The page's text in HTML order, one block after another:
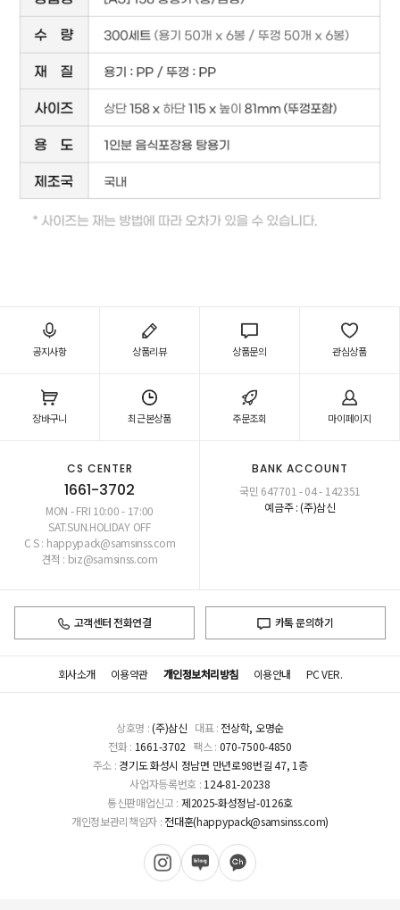
공지사항 상품리뷰 상품문의 관심상품
장바구니 최근본상품 주문조회 마이페이지
CS CENTER
1661-3702
MON - FRI 10:00 - 17:00
SAT.SUN.HOLIDAY OFF
C S : happypack@samsinss.com
견적 : biz@samsinss.com
BANK ACCOUNT
국민 647701 - 04 - 142351
예금주 : (주)삼신
고객센터 전화연결 카톡 문의하기
회사소개 이용약관 개인정보처리방침 이용안내 PC VER.
상호명 :(주)삼신 대표 : 전상학, 오명순
전화 : 1661-3702 팩스 : 070-7500-4850
주소 : 경기도 화성시 정남면 만년로98번길 47, 1층
사업자등록번호 : 124-81-20238
통신판매업신고 : 제2025-화성정남-0126호
개인정보관리책임자 : 전대훈(happypack@samsinss.com)